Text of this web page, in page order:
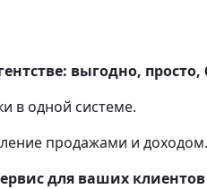
выгодно, просто,
в одной системе.
продажами и доходом.
для ваших клиентов